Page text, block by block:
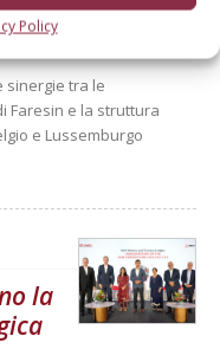
Policy
sinergie tra le
Faresin e la struttura
e Lussemburgo
la